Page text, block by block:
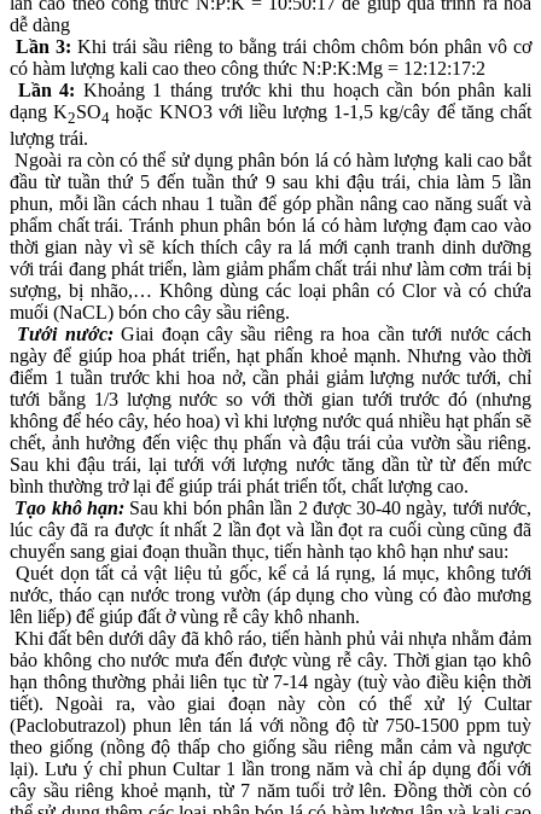
dễ dàng
Lần 3: Khi trái sầu riêng to bằng trái chôm chôm bón phân vô cơ
có hàm lượng kali cao theo công thức N:P:K:Mg = 12:12:17:2
Lần 4: Khoảng 1 tháng trước khi thu hoạch cần bón phân kali
dạng K2SO4 hoặc KNO3 với liều lượng 1-1,5 kg/cây để tăng chất
lượng trái.
Ngoài ra còn có thể sử dụng phân bón lá có hàm lượng kali cao bắt
đầu từ tuần thứ 5 đến tuần thứ 9 sau khi đậu trái, chia làm 5 lần
phun, mỗi lần cách nhau 1 tuần để góp phần nâng cao năng suất và
phẩm chất trái. Tránh phun phân bón lá có hàm lượng đạm cao vào
thời gian này vì sẽ kích thích cây ra lá mới cạnh tranh dinh dưỡng
với trái đang phát triển, làm giảm phẩm chất trái như làm cơm trái bị
sượng, bị nhão,… Không dùng các loại phân có Clor và có chứa
muối (NaCL) bón cho cây sầu riêng.
Tưới nước:Giai đoạn cây sầu riêng ra hoa cần tưới nước cách
ngày để giúp hoa phát triển, hạt phấn khoẻ mạnh. Nhưng vào thời
điểm 1 tuần trước khi hoa nở, cần phải giảm lượng nước tưới, chỉ
tưới bằng 1/3 lượng nước so với thời gian tưới trước đó (nhưng
không để héo cây, héo hoa) vì khi lượng nước quá nhiều hạt phấn sẽ
chết, ảnh hưởng đến việc thụ phấn và đậu trái của vườn sầu riêng.
Sau khi đậu trái, lại tưới với lượng nước tăng dần từ từ đến mức
bình thường trở lại để giúp trái phát triển tốt, chất lượng cao.
Tạo khô hạn:Sau khi bón phân lần 2 được 30-40 ngày, tưới nước,
lúc cây đã ra được ít nhất 2 lần đọt và lần đọt ra cuối cùng cũng đã
chuyển sang giai đoạn thuần thục, tiến hành tạo khô hạn như sau:
Quét dọn tất cả vật liệu tủ gốc, kể cả lá rụng, lá mục, không tưới
nước, tháo cạn nước trong vườn (áp dụng cho vùng có đào mương
lên liếp) để giúp đất ở vùng rễ cây khô nhanh.
Khi đất bên dưới dây đã khô ráo, tiến hành phủ vải nhựa nhằm đảm
bảo không cho nước mưa đến được vùng rễ cây. Thời gian tạo khô
hạn thông thường phải liên tục từ 7-14 ngày (tuỳ vào điều kiện thời
tiết). Ngoài ra, vào giai đoạn này còn có thể xử lý Cultar
(Paclobutrazol) phun lên tán lá với nồng độ từ 750-1500 ppm tuỳ
theo giống (nồng độ thấp cho giống sầu riêng mẫn cảm và ngược
lại). Lưu ý chỉ phun Cultar 1 lần trong năm và chỉ áp dụng đối với
cây sầu riêng khoẻ mạnh, từ 7 năm tuổi trở lên. Đồng thời còn có